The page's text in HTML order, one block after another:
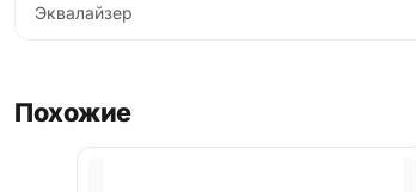
Эквалайзер
Похожие